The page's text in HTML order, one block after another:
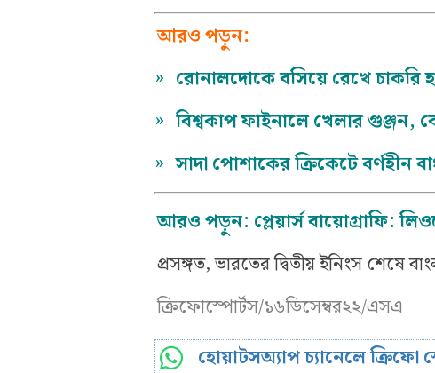
আরও পড়ুন:
» রোনালদোকে বসিয়ে রেখে চাকরি
» বিশ্বকাপ ফাইনালে খেলার গুঞ্জন,
» সাদা পোশাকের ক্রিকেটে বর্ণহীন
আরও পড়ুন: প্লেয়ার্স বায়োগ্রাফি:
প্রসঙ্গত, ভারতের দ্বিতীয় ইনিংস শেষে
ক্রিফোস্পোর্টস/১৬ডিসেম্বর২২/এসএ
হোয়াটসঅ্যাপ চ্যানেলে